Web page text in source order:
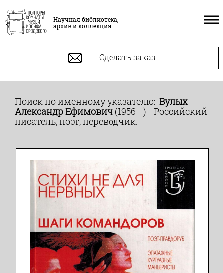
Научная библиотека,
архив и коллекция
Сделать заказ
Поиск по именному указателю: Вулых
Александр Ефимович (1956 - ) - Российский
писатель, поэт, переводчик.